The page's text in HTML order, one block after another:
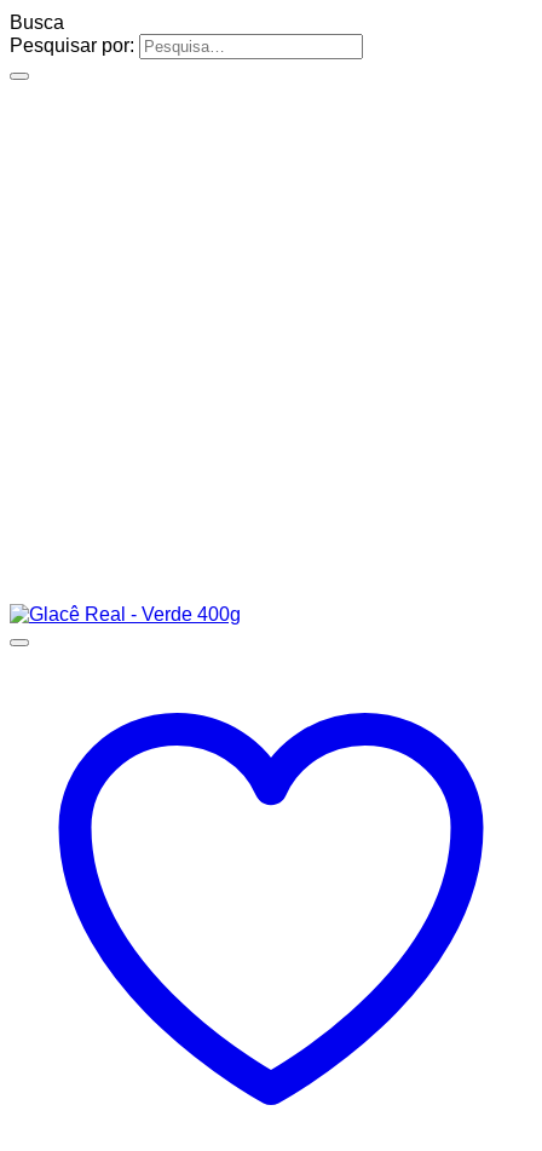
Busca
Pesquisar por: